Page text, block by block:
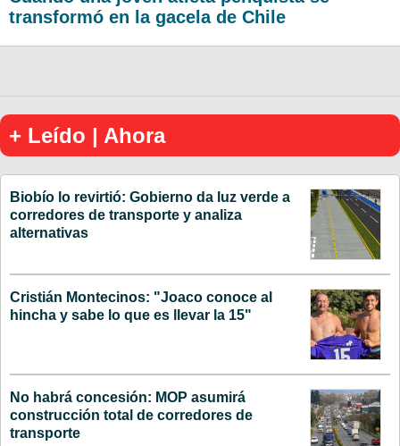
transformó en la gacela de Chile
+ Leído | Ahora
Biobío lo revirtió: Gobierno da luz verde a
corredores de transporte y analiza
alternativas
Cristián Montecinos: "Joaco conoce al
hincha y sabe lo que es llevar la 15"
No habrá concesión: MOP asumirá
construcción total de corredores de
transporte